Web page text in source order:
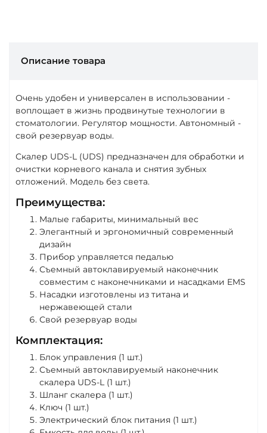
Описание товара
Очень удобен и универсален в использовании -
воплощает в жизнь продвинутые технологии в
стоматологии. Регулятор мощности. Автономный -
свой резервуар воды.
Скалер UDS-L (UDS) предназначен для обработки и
очистки корневого канала и снятия зубных
отложений. Модель без света.
Преимущества:
Малые габариты, минимальный вес
Элегантный и эргономичный современный
дизайн
Прибор управляется педалью
Съемный автоклавируемый наконечник
совместим с наконечниками и насадками EMS
Насадки изготовлены из титана и
нержавеющей стали
Свой резервуар воды
Комплектация:
Блок управления (1 шт.)
Съемный автоклавируемый наконечник
скалера UDS-L (1 шт.)
Шланг скалера (1 шт.)
Ключ (1 шт.)
Электрический блок питания (1 шт.)